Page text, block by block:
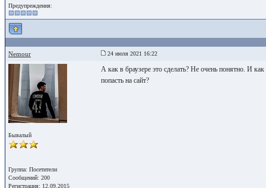
Предупреждения:
Nemour 24 июля 2021 16:22
Бывалый
Группа: Посетители
Сообщений: 200
Регистрация: 12.09.2015
А как в браузере это сделать? Не очень понятно. И
попасть на сайт?